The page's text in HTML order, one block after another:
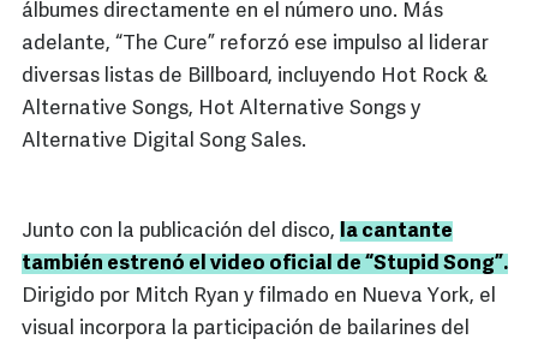
álbumes directamente en el número uno. Más
adelante, “The Cure” reforzó ese impulso al liderar
diversas listas de Billboard, incluyendo Hot Rock &
Alternative Songs, Hot Alternative Songs y
Alternative Digital Song Sales.
Junto con la publicación del disco, la cantante
también estrenó el video oficial de “Stupid Song”.
Dirigido por Mitch Ryan y filmado en Nueva York, el
visual incorpora la participación de bailarines del